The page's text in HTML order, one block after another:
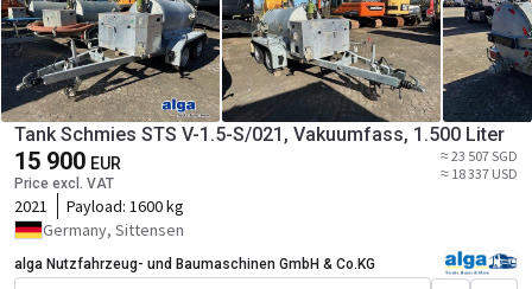
Tank Schmies STS V-1.5-S/021, Vakuumfass, 1.500 Liter
15 900 EUR
Price excl. VAT
≈ 23 507 SGD
≈ 18 337 USD
2021 Payload: 1600 kg
Germany, Sittensen
alga Nutzfahrzeug- und Baumaschinen GmbH & Co.KG